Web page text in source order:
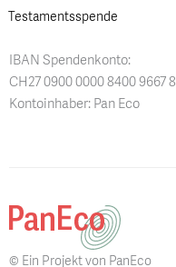
Testamentsspende
IBAN Spendenkonto:
CH27 0900 0000 8400 9667 8
Kontoinhaber: Pan Eco
© Ein Projekt von PanEco